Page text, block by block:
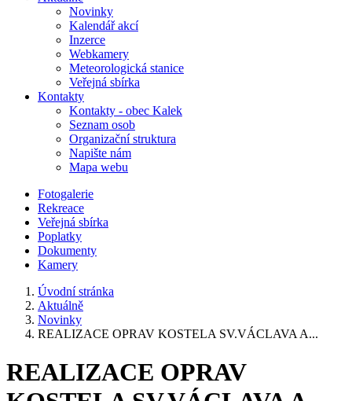
Novinky
Kalendář akcí
Inzerce
Webkamery
Meteorologická stanice
Veřejná sbírka
Kontakty
Kontakty - obec Kalek
Seznam osob
Organizační struktura
Napište nám
Mapa webu
Fotogalerie
Rekreace
Veřejná sbírka
Poplatky
Dokumenty
Kamery
Úvodní stránka
Aktuálně
Novinky
REALIZACE OPRAV KOSTELA SV.VÁCLAVA A...
REALIZACE OPRAV